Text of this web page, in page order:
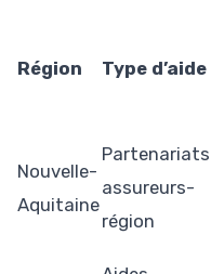
Région Type d’aide
Nouvelle-
Aquitaine
Partenariats
assureurs-
région